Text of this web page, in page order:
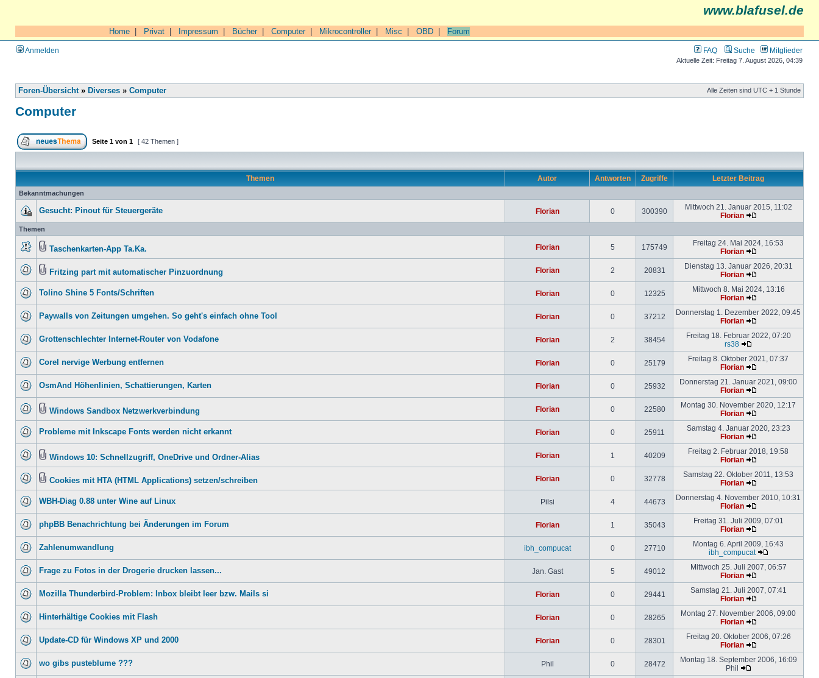
www.blafusel.de
Home Privat Impressum Bücher| Computer| Mikrocontroller| Misc OBD Forum
Anmelden FAQ Suche Mitglieder
Aktuelle Zeit: Freitag 7. August 2026, 04:39
Foren-Übersicht» Diverses » Computer Alle Zeiten sind UTC + 1 Stunde
Computer
Seite 1 von 1 [ 42 Themen ]
Themen Autor Antworten Zugriffe Letzter Beitrag
Bekanntmachungen
Gesucht: Pinout für Steuergeräte Florian 0 300390
Mittwoch 21. Januar 2015, 11:02
Florian
Themen
Taschenkarten-App Ta.Ka. Florian 5 175749
Freitag 24. Mai 2024, 16:53
Florian
Fritzing part mit automatischer Pinzuordnung Florian 2 20831
Dienstag 13. Januar 2026, 20:31
Florian
Tolino Shine 5 Fonts/Schriften Florian 0 12325
Mittwoch 8. Mai 2024, 13:16
Florian
Paywalls von Zeitungen umgehen. So geht's einfach ohne Tool Florian 0 37212
Donnerstag 1. Dezember 2022, 09:45
Florian
Grottenschlechter Internet-Router von Vodafone Florian 2 38454
Freitag 18. Februar 2022, 07:20
rs38
Corel nervige Werbung entfernen Florian 0 25179
Freitag 8. Oktober 2021, 07:37
Florian
OsmAnd Höhenlinien, Schattierungen, Karten Florian 0 25932
Donnerstag 21. Januar 2021, 09:00
Florian
Windows Sandbox Netzwerkverbindung Florian 0 22580
Montag 30. November 2020, 12:17
Florian
Probleme mit Inkscape Fonts werden nicht erkannt Florian 0 25911
Samstag 4. Januar 2020, 23:23
Florian
Windows 10: Schnellzugriff, OneDrive und Ordner-Alias Florian 1 40209
Freitag 2. Februar 2018, 19:58
Florian
Cookies mit HTA (HTML Applications) setzen/schreiben Florian 0 32778
Samstag 22. Oktober 2011, 13:53
Florian
WBH-Diag 0.88 unter Wine auf Linux Pilsi 4 44673
Donnerstag 4. November 2010, 10:31
Florian
phpBB Benachrichtung bei Änderungen im Forum Florian 1 35043
Freitag 31. Juli 2009, 07:01
Florian
Zahlenumwandlung ibh_compucat 0 27710
Montag 6. April 2009, 16:43
ibh_compucat
Frage zu Fotos in der Drogerie drucken lassen... Jan. Gast 5 49012
Mittwoch 25. Juli 2007, 06:57
Florian
Mozilla Thunderbird-Problem: Inbox bleibt leer bzw. Mails si Florian 0 29441
Samstag 21. Juli 2007, 07:41
Florian
Hinterhältige Cookies mit Flash Florian 0 28265
Montag 27. November 2006, 09:00
Florian
Update-CD für Windows XP und 2000 Florian 0 28301
Freitag 20. Oktober 2006, 07:26
Florian
wo gibs pusteblume ??? Phil 0 28472
Montag 18. September 2006, 16:09
Phil